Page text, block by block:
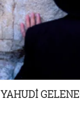
YAHUDİ